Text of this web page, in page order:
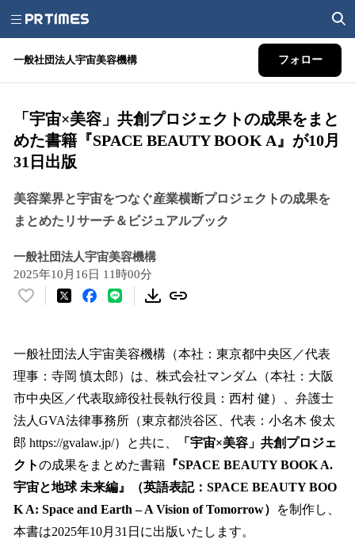
一般社団法人宇宙美容機構 フォロー
「宇宙×美容」共創プロジェクトの成果をまと
めた書籍『SPACE BEAUTY BOOK A』が10月
31日出版
美容業界と宇宙をつなぐ産業横断プロジェクトの成果を
まとめたリサーチ＆ビジュアルブック
一般社団法人宇宙美容機構
2025年10月16日 11時00分
い
！
数
を
読
み
込
中
で
す
一般社団法人宇宙美容機構（本社：東京都中央区／代表
理事：寺岡 慎太郎）は、株式会社マンダム（本社：大阪
市中央区／代表取締役社長執行役員：西村 健）、弁護士
法人GVA法律事務所（東京都渋谷区、代表：小名木 俊太
郎 https://gvalaw.jp/）と共に、
「宇宙×美容」共創プロジェ
クトの成果をまとめた書籍 『SPACE BEAUTY BOOK A.
宇宙と地球 未来編』（英語表記：SPACE BEAUTY BOO
K A: Space and Earth – A Vision of Tomorrow）
を制作し、
本書は2025年10月31日に出版いたします。